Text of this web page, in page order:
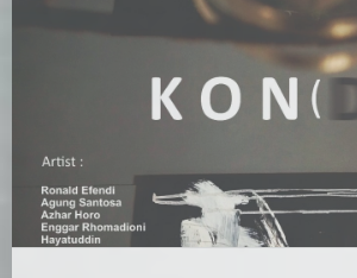
Kelas LemakJenuh (Lejen) adalah salah
RuangDalam Art House. Lewat program